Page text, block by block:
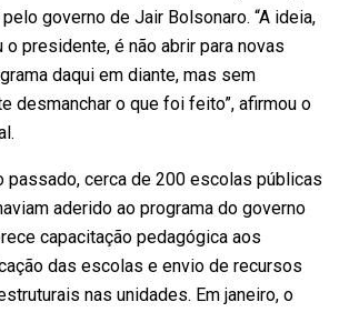
governo de Jair Bolsonaro. “A ideia,
o presidente, é não abrir para novas
daqui em diante, mas sem
desmanchar o que foi feito”, afirmou o
passado, cerca de 200 escolas públicas
aderido ao programa do governo
capacitação pedagógica aos
das escolas e envio de recursos
nas unidades. Em janeiro, o